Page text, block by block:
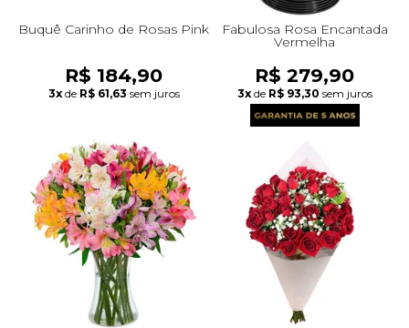
Buquê Carinho de Rosas Pink
R$ 184,90
3x de R$ 61,63 sem juros
Fabulosa Rosa Encantada
Vermelha
R$ 279,90
3x de R$ 93,30 sem juros